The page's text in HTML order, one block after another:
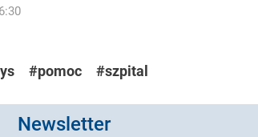
#pomoc #szpital
Newsletter